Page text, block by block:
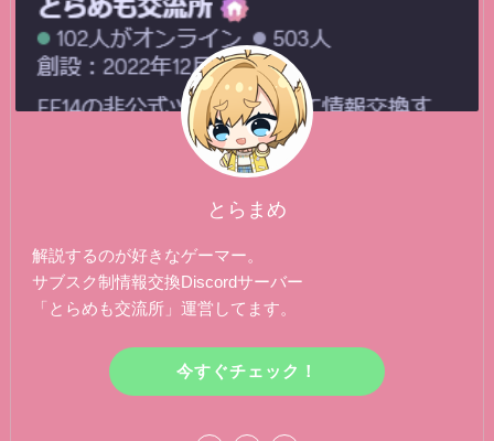
とらまめ
解説するのが好きなゲーマー。
サブスク制情報交換Discordサーバー
「とらめも交流所」運営してます。
今すぐチェック！